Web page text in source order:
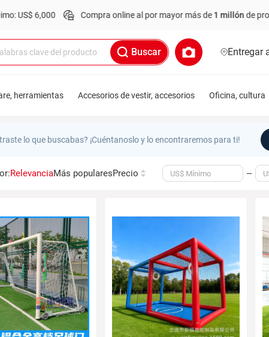
6,000 Compra online al por mayor más de1 millónde
Buscar Entregar
herramientas Accesorios de vestir, accesorios Oficina, cultura
lo que buscabas? ¡Cuéntanoslo y lo encontraremos para ti!
RelevanciaMás popularesPrecio